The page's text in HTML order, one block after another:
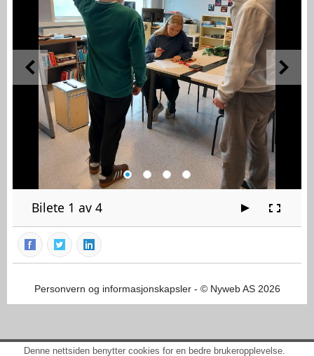
Bilete 1 av 4
Personvern og informasjonskapsler- © Nyweb AS 2026
Denne nettsiden benytter cookies for en bedre brukeropplevelse.